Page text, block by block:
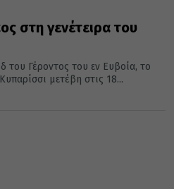
στη γενέτειρα του
του Γέροντος του εν Ευβοία, το
μετέβη στις 18...